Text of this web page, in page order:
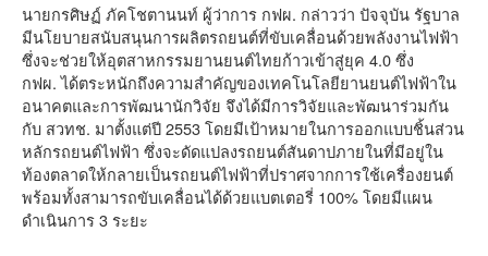
นายกรศิษฏ์ ภัคโชตานนท์ ผู้ว่าการ กฟผ. กล่าวว่า ปัจจุบัน รัฐบาล
มีนโยบายสนับสนุนการผลิตรถยนต์ที่ขับเคลื่อนด้วยพลังงานไฟฟ้า
ซึ่งจะช่วยให้อุตสาหกรรมยานยนต์ไทยก้าวเข้าสู่ยุค 4.0 ซึ่ง
กฟผ. ได้ตระหนักถึงความสำคัญของเทคโนโลยียานยนต์ไฟฟ้าใน
อนาคตและการพัฒนานักวิจัย จึงได้มีการวิจัยและพัฒนาร่วมกัน
กับ สวทช. มาตั้งแต่ปี 2553 โดยมีเป้าหมายในการออกแบบชิ้นส่วน
หลักรถยนต์ไฟฟ้า ซึ่งจะดัดแปลงรถยนต์สันดาปภายในที่มีอยู่ใน
ท้องตลาดให้กลายเป็นรถยนต์ไฟฟ้าที่ปราศจากการใช้เครื่องยนต์
พร้อมทั้งสามารถขับเคลื่อนได้ด้วยแบตเตอรี่ 100% โดยมีแผน
ดำเนินการ 3 ระยะ